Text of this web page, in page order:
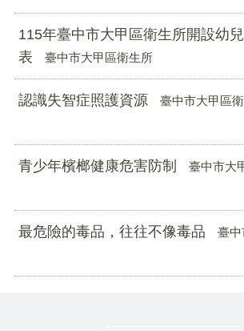
115年臺中市大甲區衛生所開設幼
表
臺中市大甲區衛生所
認識失智症照護資源 臺中市大甲區
青少年檳榔健康危害防制 臺中市大
最危險的毒品，往往不像毒品 臺